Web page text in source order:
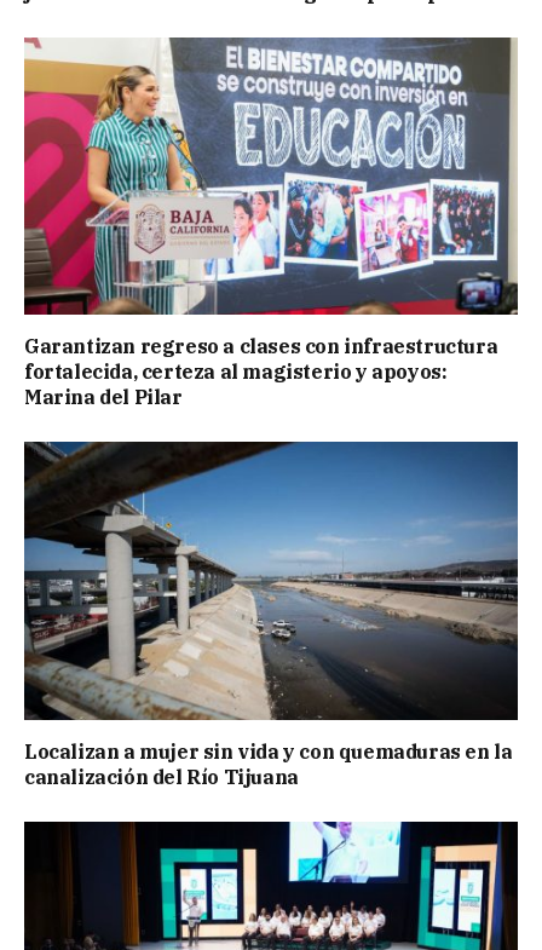
Garantizan regreso a clases con infraestructura
fortalecida, certeza al magisterio y apoyos:
Marina del Pilar
Localizan a mujer sin vida y con quemaduras en la
canalización del Río Tijuana